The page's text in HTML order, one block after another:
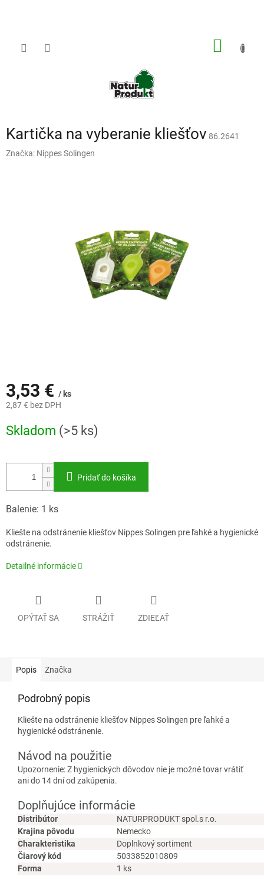
Kartička na vyberanie kliešťov 86.2641
Značka: Nippes Solingen
3,53 € / ks
2,87 € bez DPH
cena:
Skladom (>5 ks)
Pridať do košíka
Balenie: 1 ks
Kliešte na odstránenie kliešťov Nippes Solingen pre ľahké a hygienické
odstránenie.
Detailné informácie
OPÝTAŤ SA STRÁŽIŤ ZDIEĽAŤ
Popis Značka
Podrobný popis
Kliešte na odstránenie kliešťov Nippes Solingen pre ľahké a
hygienické odstránenie.
Návod na použitie
Upozornenie: Z hygienických dôvodov nie je možné tovar vrátiť
ani do 14 dní od zakúpenia.
Doplňujúce informácie
Distribútor
NATURPRODUKT spol.s r.o.
Krajina pôvodu
Nemecko
Charakteristika
Doplnkový sortiment
Čiarový kód
5033852010809
Forma
1 ks